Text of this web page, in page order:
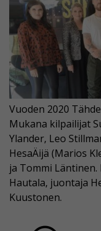
Vuoden 2020
Mukana kilpailijat
Ylander, Leo
HesaÄijä (Marios
ja Tommi
Hautala, juontaja
Kuustonen.